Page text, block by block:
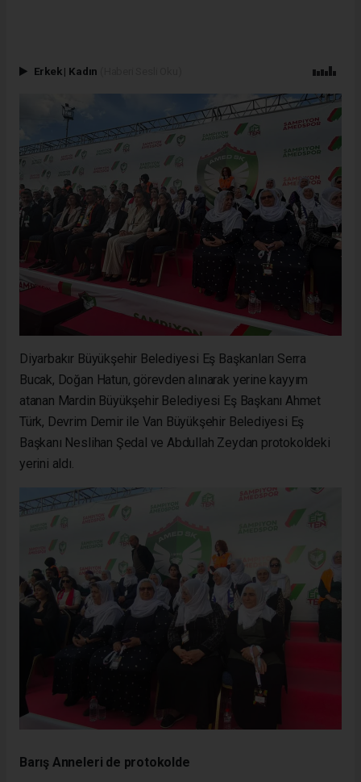
Erkek | Kadın
Diyarbakır Büyükşehir Belediyesi Eş Başkanları Serra
Bucak, Doğan Hatun, görevden alınarak yerine kayyım
atanan Mardin Büyükşehir Belediyesi Eş Başkanı Ahmet
Türk, Devrim Demir ile Van Büyükşehir Belediyesi Eş
Başkanı Neslihan Şedal ve Abdullah Zeydan protokoldeki
yerini aldı.
Barış Anneleri de protokolde